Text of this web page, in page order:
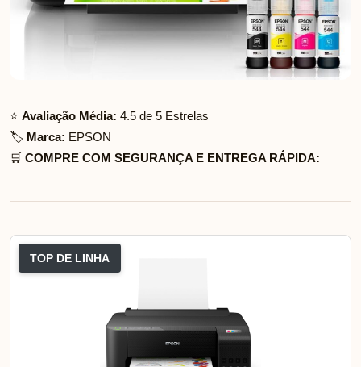
⭐ Avaliação Média: 4.5 de 5 Estrelas
🏷️ Marca: EPSON
🛒 COMPRE COM SEGURANÇA E ENTREGA RÁPIDA:
TOP DE LINHA